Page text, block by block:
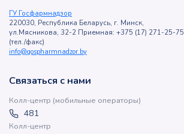
ГУ Госфармнадзор
220030, Республика Беларусь, г. Минск,
ул.Мясникова, 32-2 Приемная: +375 (17) 271-25-75
(тел./факс)
info@gospharmnadzor.by
Связаться с нами
Колл-центр (мобильные операторы)
481
Колл-центр